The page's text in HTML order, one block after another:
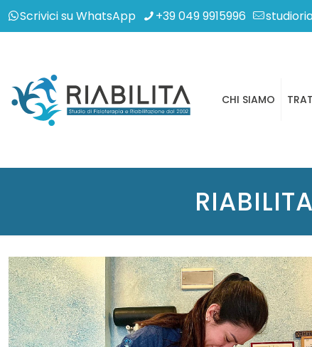
Scrivici su WhatsApp +39 049 9915996
CHI SIAMO